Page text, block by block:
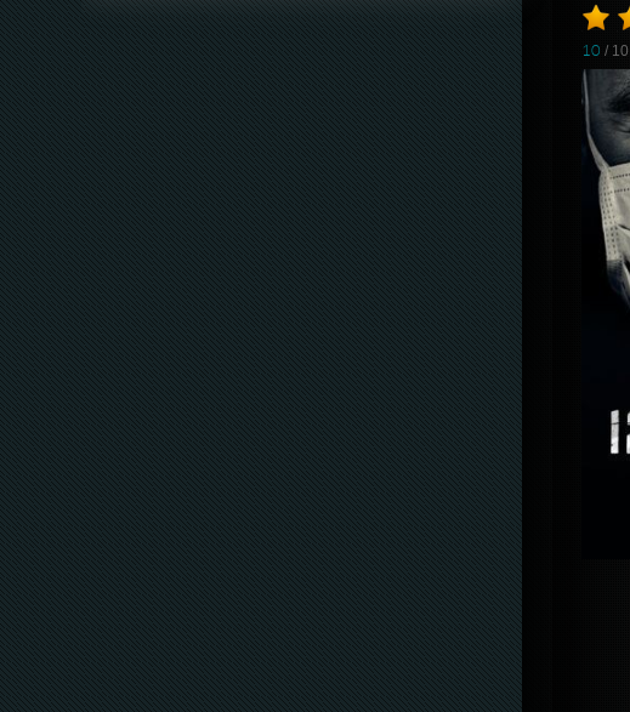
10 /